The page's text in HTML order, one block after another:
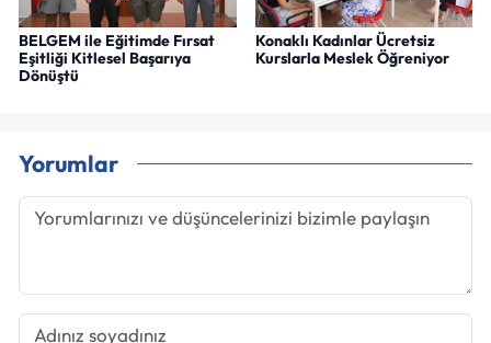
BELGEM ile Eğitimde Fırsat
Eşitliği Kitlesel Başarıya
Dönüştü
Konaklı Kadınlar Ücretsiz
Kurslarla Meslek Öğreniyor
Yorumlar